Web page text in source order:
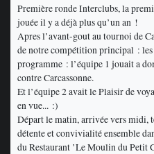
Première ronde Interclubs, la
jouée il y a déjà plus qu’un an !
Apres l’avant-gout au tournoi de
de notre compétition principal :
programme : l’équipe 1 jouait a
contre Carcassonne.
Et l’équipe 2 avait le Plaisir de
en vue... :)
Départ le matin, arrivée vers midi,
détente et convivialité ensemble
du Restaurant ’Le Moulin du Petit